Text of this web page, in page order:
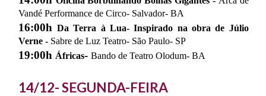
Vandé Performance de Circo- Salvador- BA
16:00hDa Terra à Lua- Inspirado na obra de Júlio
Verne - Sabre de Luz Teatro- São Paulo- SP
19:00h Áfricas- Bando de Teatro Olodum- BA
14/12- SEGUNDA-FEIRA